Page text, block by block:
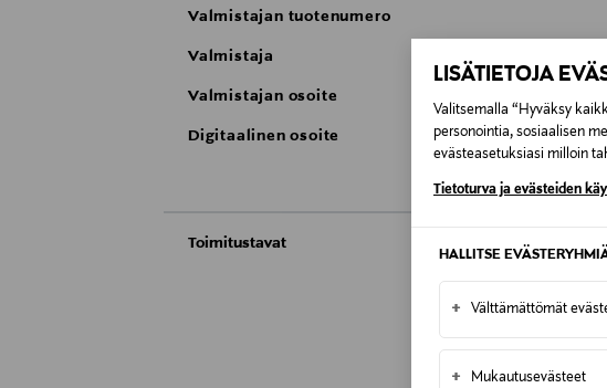
LISÄTIETOJA
Valitsemalla “Hyväksy
personointia, sosiaalisen
evästeasetuksiasi milloin
Tietoturva ja evästeiden
HALLITSE
+ Välttämättömät
+ Mukautusevästeet
Valmistajan tuotenumero
Valmistaja
Valmistajan osoite
Digitaalinen osoite
Toimitustavat